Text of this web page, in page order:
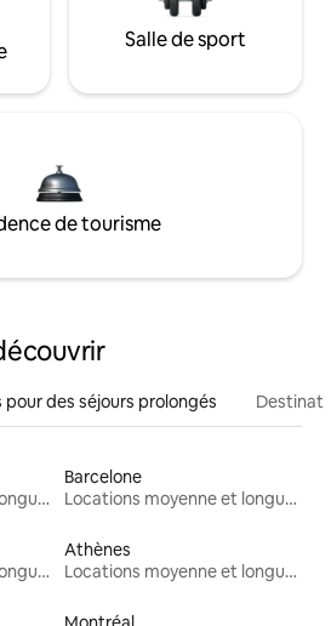
Salle de sport
de tourisme
des séjours prolongés
Locations moyenne et longue durée
Barcelone
Locations moyenne et longue durée
Locations moyenne et longue durée
Athènes
Locations moyenne et longue durée